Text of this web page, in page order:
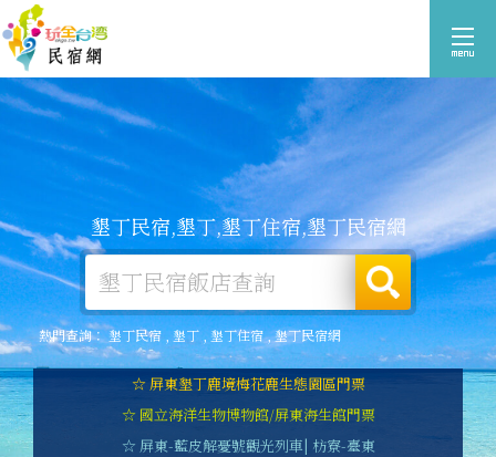
墾丁民宿,墾丁,墾丁住宿,墾丁民宿網
熱門查詢：墾丁民宿 ,墾丁,墾丁住宿,墾丁民宿網
☆ 屏東墾丁鹿境梅花鹿生態園區門票
☆ 國立海洋生物博物館/屏東海生館門票
☆ 屏東-藍皮解憂號觀光列車| 枋寮-臺東